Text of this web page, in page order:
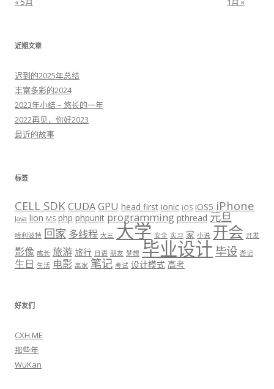
近期文章
迟到的2025年总结
丰富多彩的2024
2023年小结 – 悠长的一年
2022再见，你好2023
最近的故事
标签
CELL SDKCUDAGPU head first ionic iOS iOS5 iPhone
Java lion MS php phpunit programming pthread 元旦
哈利波特 回家 多线程 大三 大学 安全 实习 家 小说 开会 开发
影像 成长 旅游 旅行 日语 朋友 梦想 毕业设计 毕设 游记
生日 生活 电影 离家 笔记 考试 设计模式 高考
好友们
CXH.ME
那些年
WuKan